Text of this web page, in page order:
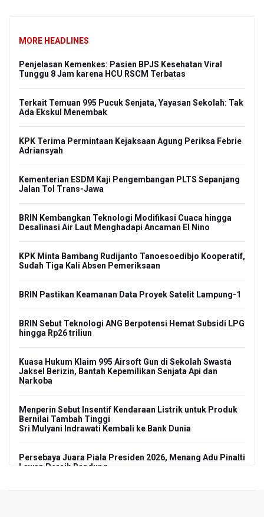
MORE HEADLINES
Penjelasan Kemenkes: Pasien BPJS Kesehatan Viral
Tunggu 8 Jam karena HCU RSCM Terbatas
Terkait Temuan 995 Pucuk Senjata, Yayasan Sekolah: Tak
Ada Ekskul Menembak
KPK Terima Permintaan Kejaksaan Agung Periksa Febrie
Adriansyah
Kementerian ESDM Kaji Pengembangan PLTS Sepanjang
Jalan Tol Trans-Jawa
BRIN Kembangkan Teknologi Modifikasi Cuaca hingga
Desalinasi Air Laut Menghadapi Ancaman El Nino
KPK Minta Bambang Rudijanto Tanoesoedibjo Kooperatif,
Sudah Tiga Kali Absen Pemeriksaan
BRIN Pastikan Keamanan Data Proyek Satelit Lampung-1
BRIN Sebut Teknologi ANG Berpotensi Hemat Subsidi LPG
hingga Rp26 triliun
Kuasa Hukum Klaim 995 Airsoft Gun di Sekolah Swasta
Jaksel Berizin, Bantah Kepemilikan Senjata Api dan
Narkoba
Menperin Sebut Insentif Kendaraan Listrik untuk Produk
Bernilai Tambah Tinggi
Sri Mulyani Indrawati Kembali ke Bank Dunia
Persebaya Juara Piala Presiden 2026, Menang Adu Pinalti
Lawan Persib Bandung